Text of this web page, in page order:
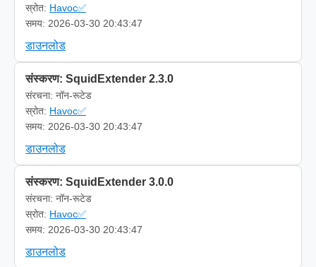
स्रोत: Havoc✅
समय: 2026-03-30 20:43:47
डाउनलोड
संस्करण: SquidExtender 2.3.0
संरचना: नॉन-रूटेड
स्रोत: Havoc✅
समय: 2026-03-30 20:43:47
डाउनलोड
संस्करण: SquidExtender 3.0.0
संरचना: नॉन-रूटेड
स्रोत: Havoc✅
समय: 2026-03-30 20:43:47
डाउनलोड